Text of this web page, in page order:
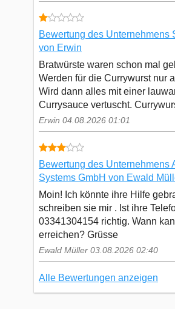
Bewertung des Unternehmens
von Erwin
Bratwürste waren schon mal
Werden für die Currywurst nur
Wird dann alles mit einer
Currysauce vertuscht.
Erwin 04.08.2026 01:01
Bewertung des Unternehmens
Systems GmbH von Ewald
Moin! Ich könnte ihre Hilfe
schreiben sie mir . Ist ihre
03341304154 richtig. Wann
erreichen? Grüsse
Ewald Müller 03.08.2026 02:40
Alle Bewertungen anzeigen